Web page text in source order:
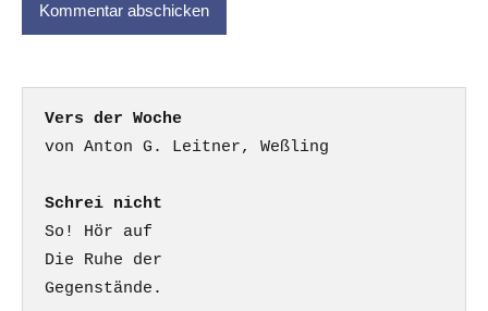
Vers der Woche
Schrei nicht
So! Hör auf
Die Ruhe der
Gegenstände.